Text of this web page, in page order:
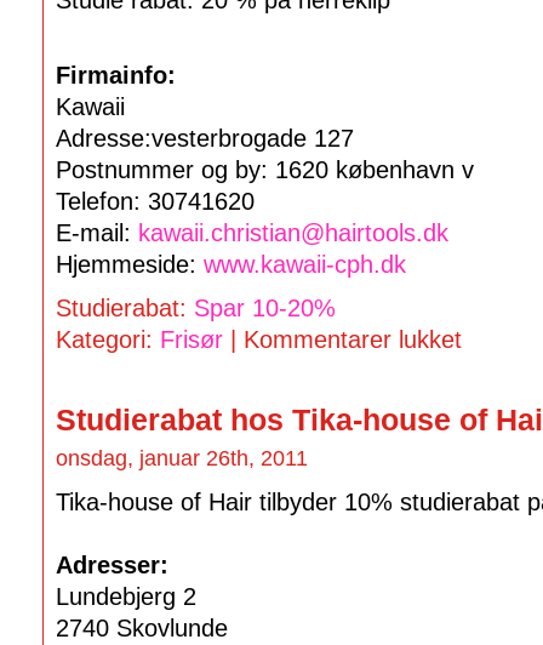
Firmainfo:
Kawaii
Adresse:vesterbrogade 127
Postnummer og by: 1620 københavn v
Telefon: 30741620
E-mail: kawaii.christian@hairtools.dk
Hjemmeside: www.kawaii-cph.dk
Studierabat: Spar 10-20%
Kategori: Frisør Kommentarer lukket
Studierabat hos Tika-house of
onsdag, januar 26th, 2011
Tika-house of Hair tilbyder 10% studierabat
Adresser:
Lundebjerg 2
2740 Skovlunde